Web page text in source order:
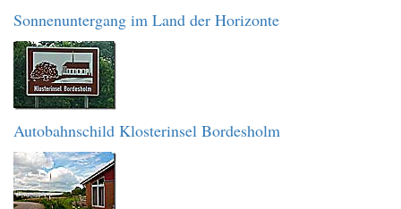
Sonnenuntergang im Land der Horizonte
Autobahnschild Klosterinsel Bordesholm